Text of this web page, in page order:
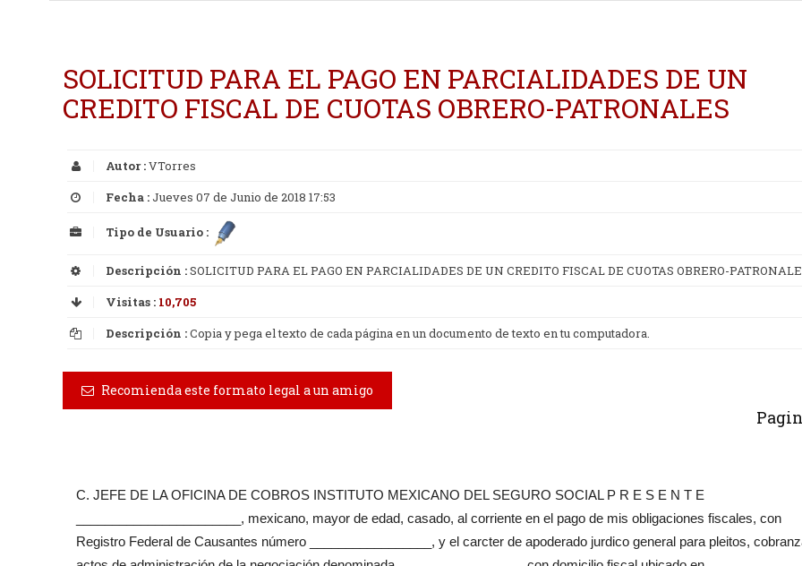
SOLICITUD PARA EL PAGO EN PARCIALIDADES DE UN
CREDITO FISCAL DE CUOTAS OBRERO-PATRONALES
Autor :VTorres
Fecha :Jueves 07 de Junio de 2018 17:53
Tipo de Usuario :
Descripción :SOLICITUD PARA EL PAGO EN PARCIALIDADES DE UN CREDITO FISCAL DE CUOTAS OBRERO-
Visitas : 10,705
Descripción :Copia y pega el texto de cada página en un documento de texto en tu computadora.
Recomienda este formato legal a un amigo
C. JEFE DE LA OFICINA DE COBROS INSTITUTO MEXICANO DEL SEGURO SOCIAL P R E S E N T E
_______________________, mexicano, mayor de edad, casado, al corriente en el pago de mis obligaciones fiscales, con
Registro Federal de Causantes número _________________, y el carcter de apoderado jurdico general para pleitos,